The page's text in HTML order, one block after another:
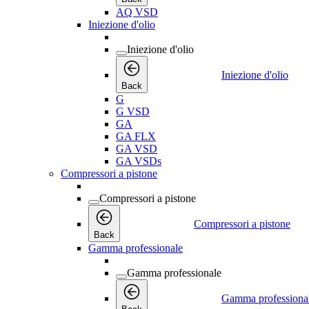
AQ VSD
Iniezione d'olio
Iniezione d'olio
Back
Iniezione d'olio
G
G VSD
GA
GA FLX
GA VSD
GA VSDs
Compressori a pistone
Compressori a pistone
Back
Compressori a pistone
Gamma professionale
Gamma professionale
Gamma